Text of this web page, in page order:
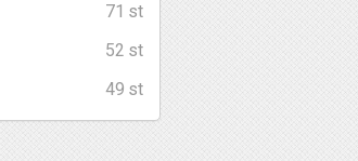
71 st
52 st
49 st